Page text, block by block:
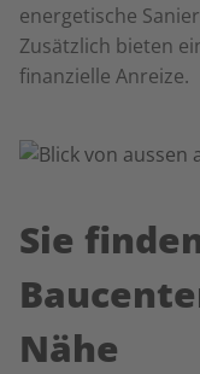
energetische
Zusätzlich bieten
finanzielle Anreize.
Sie
Nähe